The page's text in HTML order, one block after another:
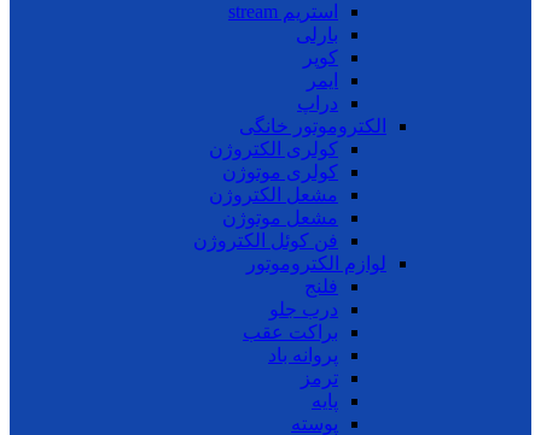
استریم stream
بارلی
کوپر
ایمر
دراپ
الکتروموتور خانگی
کولری الکتروژن
کولری موتوژن
مشعل الکتروژن
مشعل موتوژن
فن کوئل الکتروژن
لوازم الکتروموتور
فلنج
درب جلو
براکت عقب
پروانه باد
ترمز
پایه
پوسته